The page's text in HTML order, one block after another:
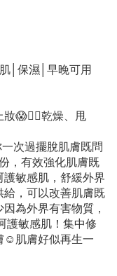
│保濕│早晚可用
😱👉🏻乾燥、甩
次過擺脫肌膚既問
，有效強化肌膚既
敏感肌，舒緩外界
，可以改善肌膚既
為外界有害物質，
護敏感肌！集中修
☺️肌膚好似再生一